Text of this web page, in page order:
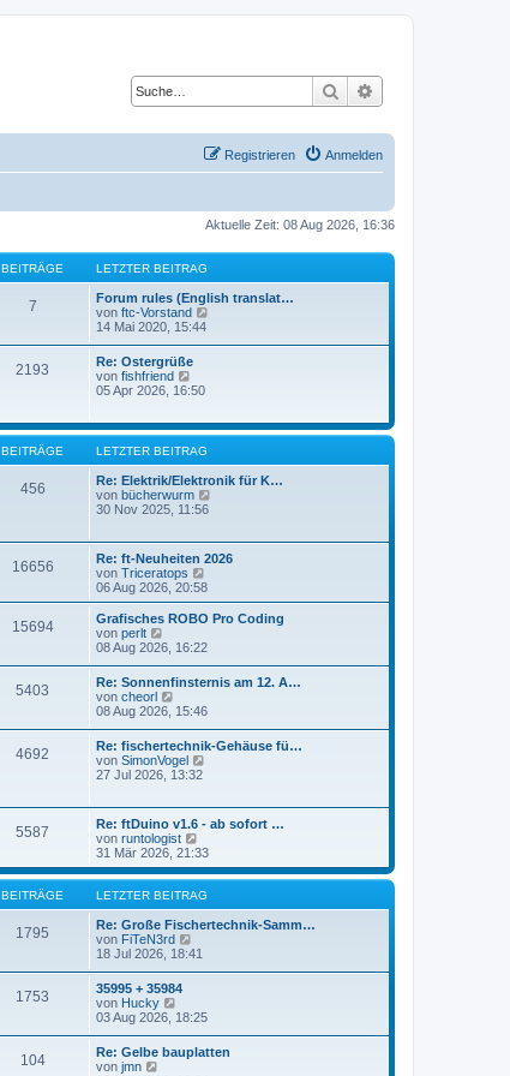
Suche
Anmelden
Registrieren
Aktuelle Zeit: 08 Aug 2026, 16:36
BEITRÄGE LETZTER BEITRAG
7
Forum rules (English translat…
von ftc-Vorstand
B
e
t
r
a
14 Mai 2020, 15:44
2193
Re: Ostergrüße
von fishfriend
e
s
t
r
B
e
i
r
a
g
05 Apr 2026, 16:50
BEITRÄGE LETZTER BEITRAG
456
Re: Elektrik/Elektronik für K…
von bücherwurm
s
t
B
e
r
a
30 Nov 2025, 11:56
16656
Re: ft-Neuheiten 2026
von Triceratops
e
u
e
t
r
B
i
t
r
06 Aug 2026, 20:58
15694
Grafisches ROBO Pro Coding
von perlt
e
s
t
e
r
B
e
i
r
a
g
08 Aug 2026, 16:22
5403
Re: Sonnenfinsternis am 12. A…
von cheorl
e
s
t
e
B
e
i
t
r
a
g
08 Aug 2026, 15:46
4692
Re: fischertechnik-Gehäuse fü…
von SimonVogel
e
r
B
i
r
27 Jul 2026, 13:32
5587
Re: ftDuino v1.6 - ab sofort …
von runtologist
e
u
e
s
t
e
B
r
a
g
31 Mär 2026, 21:33
BEITRÄGE LETZTER BEITRAG
1795
Re: Große Fischertechnik-Samm…
von FiTeN3rd
e
t
e
r
B
18 Jul 2026, 18:41
1753
35995 + 35984
von Hucky
e
s
03 Aug 2026, 18:25
104
Re: Gelbe bauplatten
von jmn